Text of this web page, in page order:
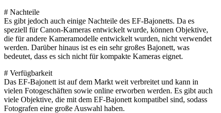
# Nachteile
Es gibt jedoch auch einige Nachteile des EF-Bajonetts. Da es
speziell für Canon-Kameras entwickelt wurde, können Objektive,
die für andere Kameramodelle entwickelt wurden, nicht verwendet
werden. Darüber hinaus ist es ein sehr großes Bajonett, was
bedeutet, dass es sich nicht für kompakte Kameras eignet.
# Verfügbarkeit
Das EF-Bajonett ist auf dem Markt weit verbreitet und kann in
vielen Fotogeschäften sowie online erworben werden. Es gibt auch
viele Objektive, die mit dem EF-Bajonett kompatibel sind, sodass
Fotografen eine große Auswahl haben.